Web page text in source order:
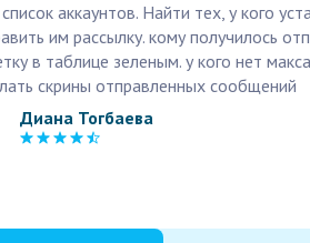
аккаунтов. Найти тех, у кого
им рассылку. кому получилось
в таблице зеленым. у кого нет
скрины отправленных сообщений
Диана Тогбаева